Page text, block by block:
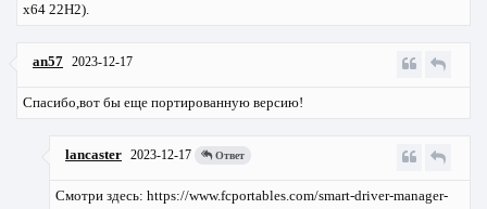
x64 22H2).
an57 2023-12-17
Спасибо,вот бы еще портированную версию!
lancaster 2023-12-17 Ответ
Cмотри здесь: https://www.fcportables.com/smart-driver-manager-